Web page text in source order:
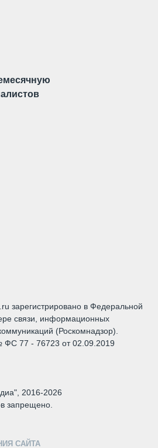
зарегистрировано в Федеральной
связи, информационных
(Роскомнадзор).
ФС 77 - 76723 от 02.09.2019
2016-2026
запрещено.
САЙТА